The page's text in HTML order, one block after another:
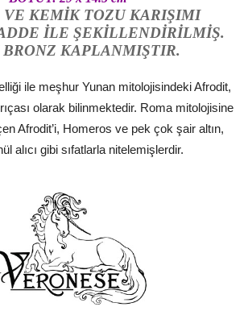
VE KEMİK TOZU KARIŞIMI
İLE ŞEKİLLENDİRİLMİŞ.
KAPLANMIŞTIR.
ile meşhur Yunan mitolojisindeki Afrodit,
olarak bilinmektedir. Roma mitolojisine
Afrodit’i, Homeros ve pek çok şair altın,
alıcı gibi sıfatlarla nitelemişlerdir.